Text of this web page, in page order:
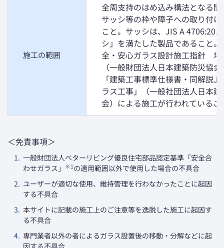
施工の範囲
全周支持のはめ込み構法となる開
サッシ等の枠や障子への取り付
こと。サッシは、JIS A
シ」を満たした製品であること。
全・安心ガラス設計施工指針 増
（一般財団法人日本建築防災協
「建築工事標準仕様書・同解説
ラス工事」（一般社団法人日本建
会）による施工が行われているこ
＜免責事項＞
1. 一般財団法人ベターリビング優良住宅部品認定基準「安全合
わせガラス」
※1 の適用範囲以外で使用した場合の不具合
2. ユーザーが適切な使用、維持管理を行わなかったことに起因
する不具合
3. 本サイトに記載の施工上のご注意等を逸脱した施工に起因す
る不具合
4. 専門業者以外の者によるガラス設置後の移動・分解などに起
因する不具合